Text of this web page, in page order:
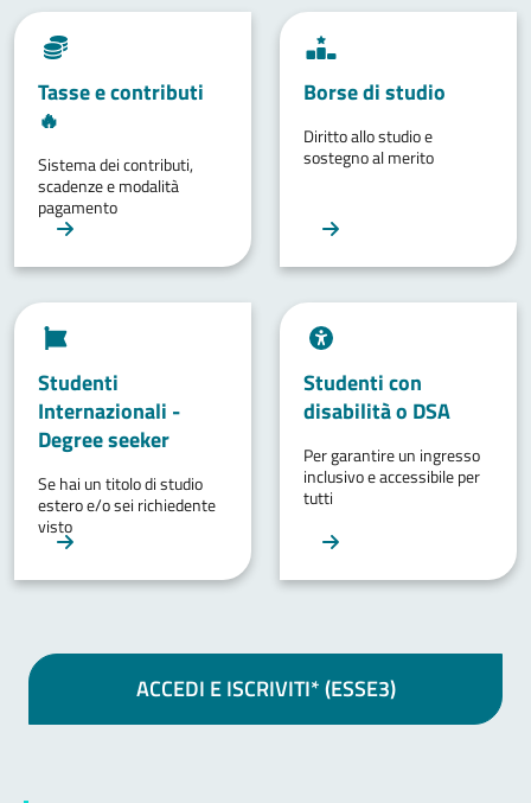
Tasse e contributi
🔥
Sistema dei contributi,
scadenze e modalità
pagamento
Borse di studio
Diritto allo studio e
sostegno al merito
Studenti
Internazionali -
Degree seeker
Se hai un titolo di studio
estero e/o sei richiedente
visto
Studenti con
disabilità o DSA
Per garantire un ingresso
inclusivo e accessibile per
tutti
ACCEDI E ISCRIVITI* (ESSE3)